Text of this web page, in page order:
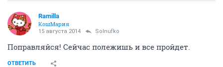
Ramilla
КошМария
15 августа 2014 Solnufko
Поправляйся! Сейчас полежишь и все пройдет.
ОТВЕТИТЬ